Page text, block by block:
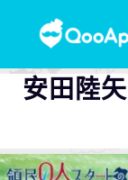
安田陸矢